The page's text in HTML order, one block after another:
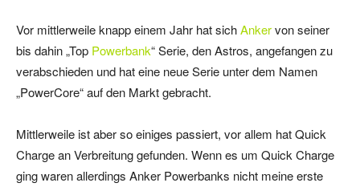
Vor mittlerweile knapp einem Jahr hat sichAnkervon seiner
bis dahin „Top Powerbank“ Serie, den Astros, angefangen zu
verabschieden und hat eine neue Serie unter dem Namen
„PowerCore“ auf den Markt gebracht.
Mittlerweile ist aber so einiges passiert, vor allem hat Quick
Charge an Verbreitung gefunden. Wenn es um Quick Charge
ging waren allerdings Anker Powerbanks nicht meine erste